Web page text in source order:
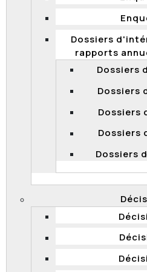
Dossiers
rapports
Dossiers
Dossiers
Dossiers
Dossiers
Dossiers
Haut de page
Rapport de
dotation et sur les
concours au Directeur
élections du Québec,
québécois de la
Régie du cinéma du
dotation en personnel ainsi
concours respectait les
découlent de la Loi sur la
québécoise, notamment
mérite, afin de favoriser